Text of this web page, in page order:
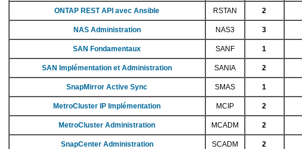
ONTAP REST API avec Ansible RSTAN 2
NAS Administration NAS3 3
SAN Fondamentaux SANF 1
SAN Implémentation et Administration SANIA 2
SnapMirror Active Sync SMAS 1
MetroCluster IP Implémentation MCIP 2
MetroCluster Administration MCADM 2
SnapCenter Administration SCADM 2